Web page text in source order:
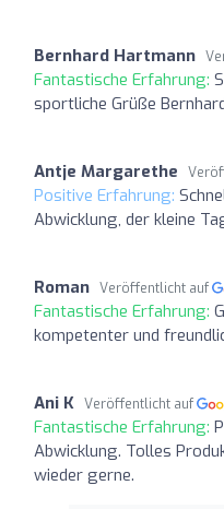
Bernhard Hartmann
Fantastische Erfahrung:
sportliche Grüße
Antje Margarethe
Positive Erfahrung:
Abwicklung, der kleine
Roman Veröffentlicht auf
Fantastische Erfahrung:
kompetenter und
Ani K Veröffentlicht auf
Fantastische Erfahrung:
Abwicklung. Tolles
wieder gerne.